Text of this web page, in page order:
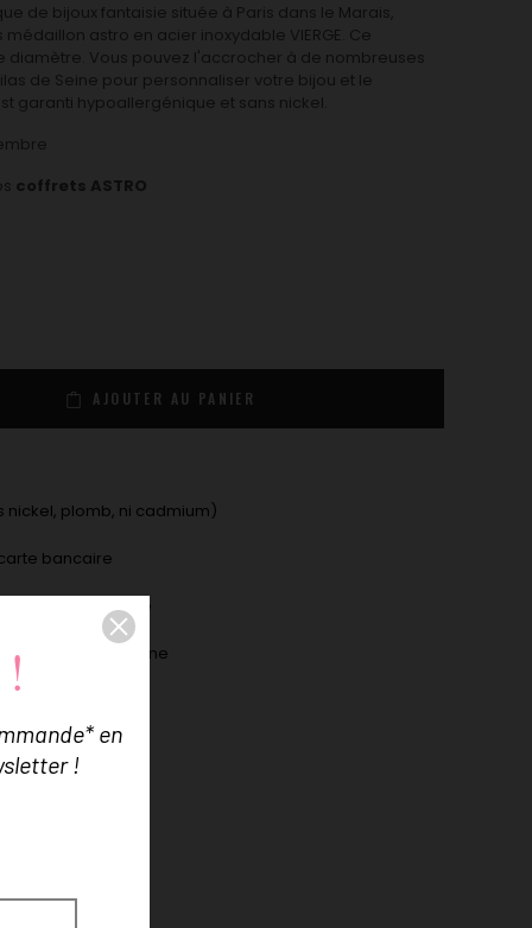
de bijoux fantaisie située à Paris dans le Marais,
astro en acier inoxydable VIERGE. Ce
diamètre. Vous pouvez l'accrocher à de nombreuses
de Seine pour personnaliser votre bijou et le
garanti hypoallergénique et sans nickel.
coffrets ASTRO
AJOUTER AU PANIER
plomb, ni cadmium)
bancaire
d'achat en France
boîte Lilas de Seine
en
!